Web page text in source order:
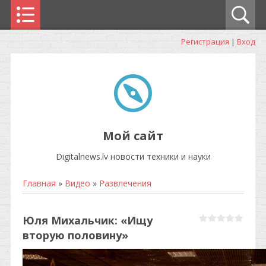
Регистрация | Вход
Мой сайт
Digitalnews.lv новости техники и науки
Главная » Видео » Развлечения
Юля Михальчик: «Ищу
вторую половину»